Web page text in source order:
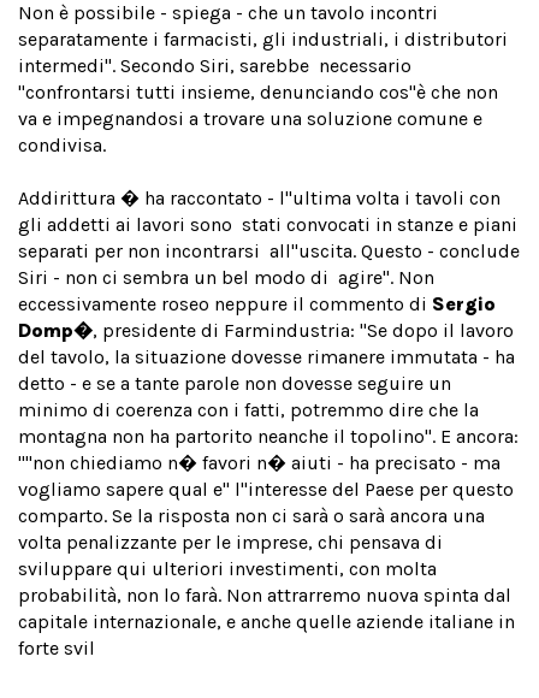
Non è possibile - spiega - che un tavolo incontri
separatamente i farmacisti, gli industriali, i distributori
intermedi". Secondo Siri, sarebbe necessario
"confrontarsi tutti insieme, denunciando cos''è che non
va e impegnandosi a trovare una soluzione comune e
condivisa.
Addirittura � ha raccontato - l''ultima volta i tavoli con
gli addetti ai lavori sono stati convocati in stanze e piani
separati per non incontrarsi all''uscita. Questo - conclude
Siri - non ci sembra un bel modo di agire". Non
eccessivamente roseo neppure il commento di Sergio
Domp�, presidente di Farmindustria: "Se dopo il lavoro
del tavolo, la situazione dovesse rimanere immutata - ha
detto - e se a tante parole non dovesse seguire un
minimo di coerenza con i fatti, potremmo dire che la
montagna non ha partorito neanche il topolino". E ancora:
''''non chiediamo n� favori n� aiuti - ha precisato - ma
vogliamo sapere qual e'' l''interesse del Paese per questo
comparto. Se la risposta non ci sarà o sarà ancora una
volta penalizzante per le imprese, chi pensava di
sviluppare qui ulteriori investimenti, con molta
probabilità, non lo farà. Non attrarremo nuova spinta dal
capitale internazionale, e anche quelle aziende italiane in
forte svil